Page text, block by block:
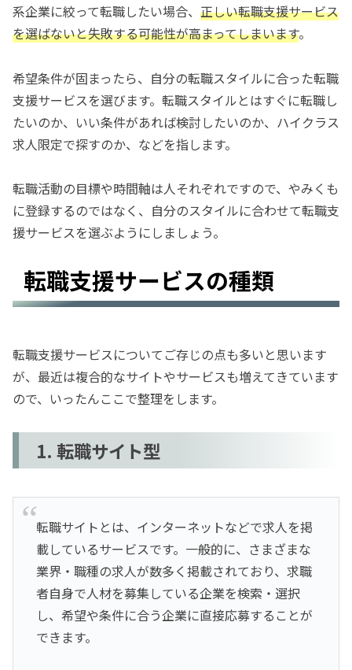
系企業に絞って転職したい場合、 正しい転職支援サービス
を選ばないと失敗する可能性が高まってしまいます。
希望条件が固まったら、自分の転職スタイルに合った転職
支援サービスを選びます。転職スタイルとはすぐに転職し
たいのか、いい条件があれば検討したいのか、ハイクラス
求人限定で探すのか、などを指します。
転職活動の目標や時間軸は人それぞれですので、やみくも
に登録するのではなく、自分のスタイルに合わせて転職支
援サービスを選ぶようにしましょう。
転職支援サービスの種類
転職支援サービスについてご存じの点も多いと思います
が、最近は複合的なサイトやサービスも増えてきています
ので、いったんここで整理をします。
1. 転職サイト型
転職サイトとは、インターネットなどで求人を掲
載しているサービスです。一般的に、さまざまな
業界・職種の求人が数多く掲載されており、求職
者自身で人材を募集している企業を検索・選択
し、希望や条件に合う企業に直接応募することが
できます。